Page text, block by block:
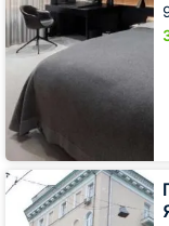
Гостиница
На
Тверской-